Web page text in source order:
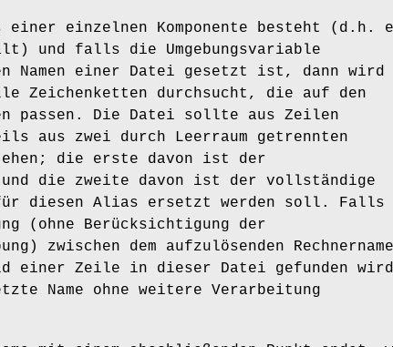
einer einzelnen Komponente besteht (d.h.
und falls die Umgebungsvariable
Namen einer Datei gesetzt ist, dann wird
Zeichenketten durchsucht, die auf den
passen. Die Datei sollte aus Zeilen
aus zwei durch Leerraum getrennten
die erste davon ist der
und die zweite davon ist der vollständige
für diesen Alias ersetzt werden soll. Falls
(ohne Berücksichtigung der
zwischen dem aufzulösenden
einer Zeile in dieser Datei gefunden
Name ohne weitere Verarbeitung